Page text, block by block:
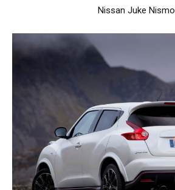
Nissan Juke Nismo